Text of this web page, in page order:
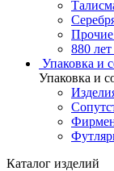
880
Упаковка и
Упаковка и
Каталог изделий